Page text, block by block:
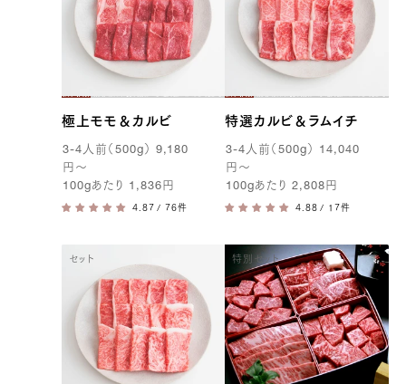
極上モモ＆カルビ
3-4 人前（ 500g ） 9,180
円 〜
100gあたり 1,836 円
/ 76件
特選カルビ＆ラムイチ
3-4 人前（500g ） 14,040
円 〜
100gあたり2,808 円
/ 17件
セット 特別セット